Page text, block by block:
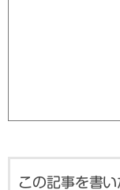
この記事を書い